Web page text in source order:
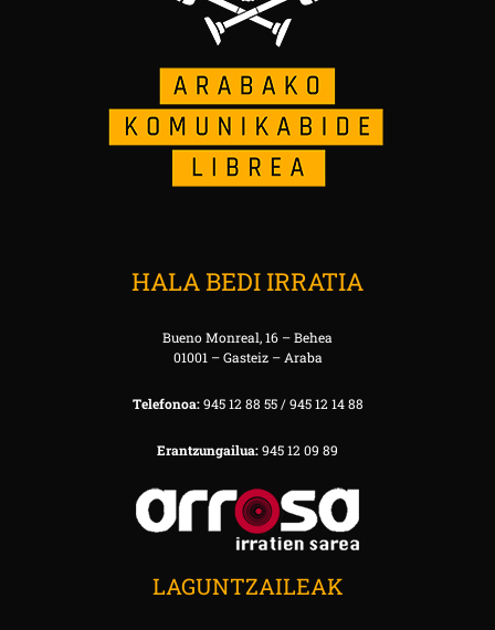
HALA BEDI IRRATIA
Bueno Monreal, 16 – Behea
01001 – Gasteiz – Araba
Telefonoa:945 12 88 55 / 945 12 14 88
Erantzungailua:945 12 09 89
LAGUNTZAILEAK